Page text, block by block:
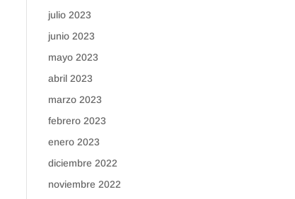
julio 2023
junio 2023
mayo 2023
abril 2023
marzo 2023
febrero 2023
enero 2023
diciembre 2022
noviembre 2022